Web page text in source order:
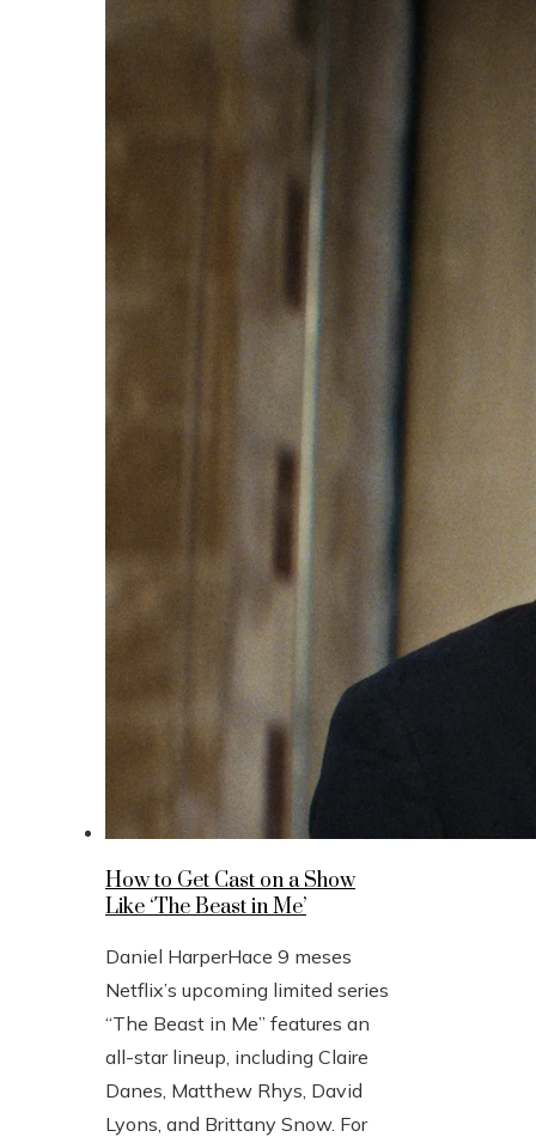
How to Get Cast on a Show
Like ‘The Beast in Me’
Daniel HarperHace 9 meses
Netflix’s upcoming limited series
“The Beast in Me” features an
all-star lineup, including Claire
Danes, Matthew Rhys, David
Lyons, and Brittany Snow. For